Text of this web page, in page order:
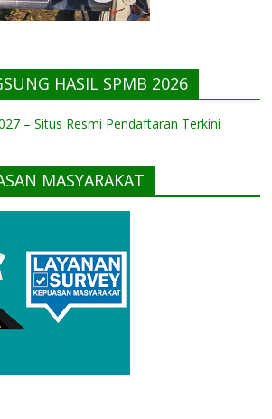
HASIL SPMB 2026
– Situs Resmi Pendaftaran Terkini
MASYARAKAT